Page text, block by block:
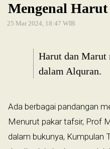
Mengenal
25 Mar 2024, 18:47 WIB
Harut dan Marut
dalam Alquran.
Ada berbagai pandangan
Menurut pakar tafsir, Prof
dalam bukunya, Kumpulan